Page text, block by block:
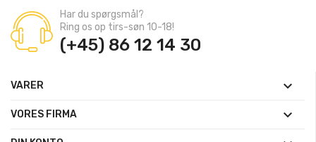
Har du spørgsmål?
Ring os op tirs-søn 10-18!
(+45) 86 12 14 30
VARER 
VORES FIRMA 